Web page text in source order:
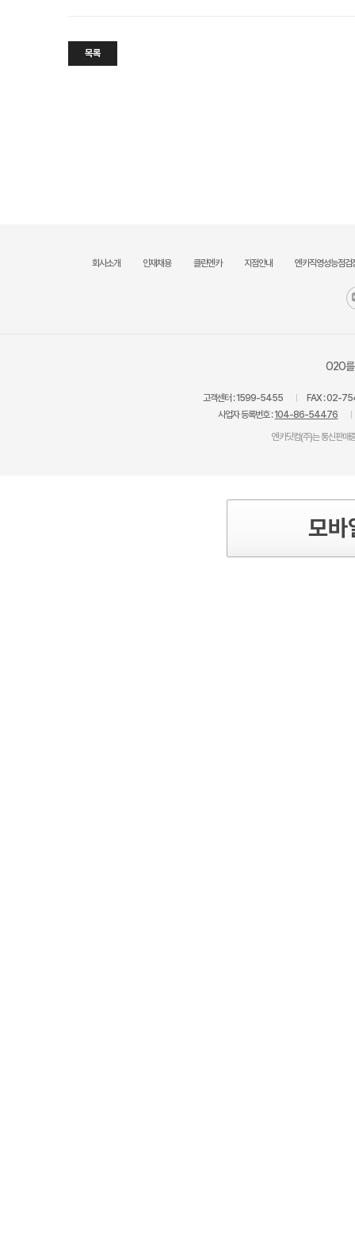
목록
회사소개 인재채용 클린엔카 지점안내 엔카직영성능점검
O2O를
고객센터 :1599-5455 FAX :02-
사업자 등록번호 :104-86-54476
엔카닷컴(주)는 통신판매
모바